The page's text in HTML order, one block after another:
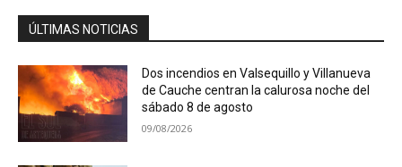
ÚLTIMAS NOTICIAS
Dos incendios en Valsequillo y Villanueva
de Cauche centran la calurosa noche del
sábado 8 de agosto
09/08/2026